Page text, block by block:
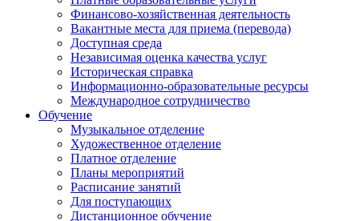
Финансово-хозяйственная деятельность
Вакантные места для приема (перевода)
Доступная среда
Независимая оценка качества услуг
Историческая справка
Информационно-образовательные ресурсы
Международное сотрудничество
Обучение
Музыкальное отделение
Художественное отделение
Платное отделение
Планы мероприятий
Расписание занятий
Для поступающих
Дистанционное обучение